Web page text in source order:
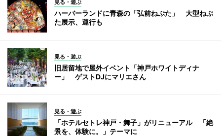
見る・遊ぶ
ハーバーランドに青森の「弘前ねぷた」 大型ねぷ
た展示、運行も
見る・遊ぶ
旧居留地で屋外イベント「神戸ホワイトディナ
ー」 ゲストDJにマリエさん
見る・遊ぶ
「ホテルセトレ神戸・舞子」がリニューアル 「絶
景を、体験に。」テーマに